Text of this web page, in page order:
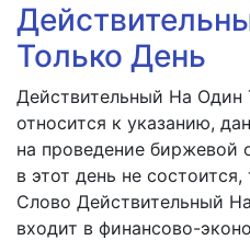
Только День
Действительный На Один
относится к указанию,
на проведение биржевой
в этот день не
Слово Действительный
входит в финансово-